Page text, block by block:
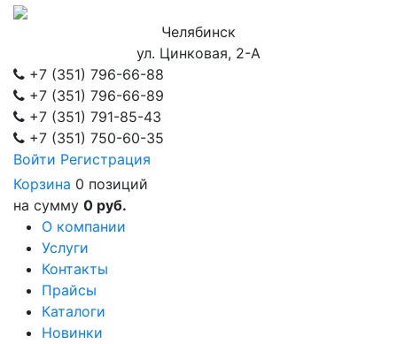
Челябинск
ул. Цинковая, 2-А
+7 (351) 796-66-88
+7 (351) 796-66-89
+7 (351) 791-85-43
+7 (351) 750-60-35
Войти Регистрация
Корзина 0 позиций
на сумму 0 руб.
О компании
Услуги
Контакты
Прайсы
Каталоги
Новинки